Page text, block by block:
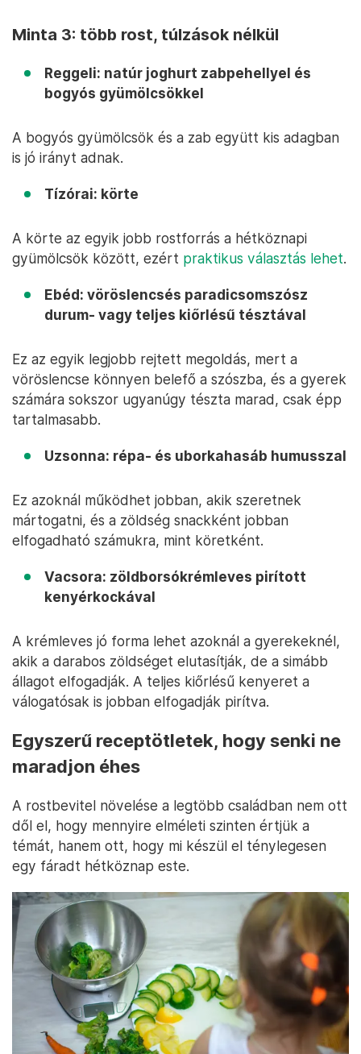
Minta 3: több rost, túlzások nélkül
Reggeli: natúr joghurt zabpehellyel és
bogyós gyümölcsökkel
A bogyós gyümölcsök és a zab együtt kis adagban
is jó irányt adnak.
Tízórai: körte
A körte az egyik jobb rostforrás a hétköznapi
gyümölcsök között, ezért praktikus választás lehet.
Ebéd: vöröslencsés paradicsomszósz
durum- vagy teljes kiőrlésű tésztával
Ez az egyik legjobb rejtett megoldás, mert a
vöröslencse könnyen belefő a szószba, és a gyerek
számára sokszor ugyanúgy tészta marad, csak épp
tartalmasabb.
Uzsonna: répa- és uborkahasáb humusszal
Ez azoknál működhet jobban, akik szeretnek
mártogatni, és a zöldség snackként jobban
elfogadható számukra, mint köretként.
Vacsora: zöldborsókrémleves pirított
kenyérkockával
A krémleves jó forma lehet azoknál a gyerekeknél,
akik a darabos zöldséget elutasítják, de a simább
állagot elfogadják. A teljes kiőrlésű kenyeret a
válogatósak is jobban elfogadják pirítva.
Egyszerű receptötletek, hogy senki ne
maradjon éhes
A rostbevitel növelése a legtöbb családban nem ott
dől el, hogy mennyire elméleti szinten értjük a
témát, hanem ott, hogy mi készül el ténylegesen
egy fáradt hétköznap este.